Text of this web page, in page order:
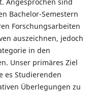
Bachelor-Semestern
Forschungsarbeiten
auszeichnen, jedoch
in den
Unser primäres Ziel
es Studierenden
Überlegungen zu